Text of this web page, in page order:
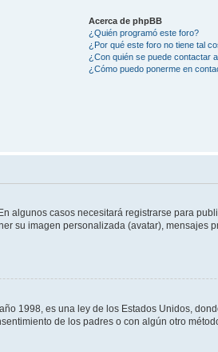
Acerca de phpBB
¿Quién programó este foro?
¿Por qué este foro no tiene tal
¿Con quién se puede contactar
¿Cómo puedo ponerme en
algunos casos necesitará registrarse para
su imagen personalizada (avatar), mensajes
1998, es una ley de los Estados Unidos,
de los padres o con algún otro